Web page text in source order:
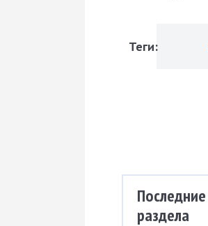
Теги:
раздела